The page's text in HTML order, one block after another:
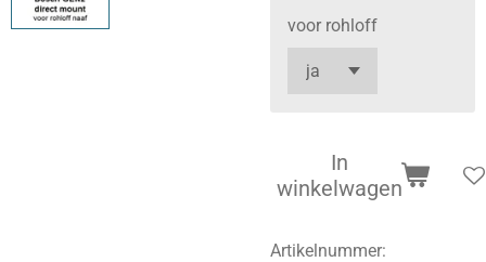
voor rohloff
In
winkelwagen
Artikelnummer: